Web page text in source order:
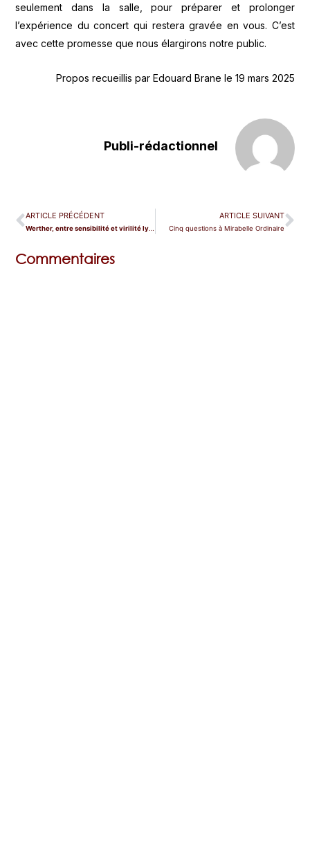
seulement dans la salle, pour préparer et prolonger
l’expérience du concert qui restera gravée en vous. C’est
avec cette promesse que nous élargirons notre public.
Propos recueillis par Edouard Brane le 19 mars 2025
Publi-rédactionnel
ARTICLE PRÉCÉDENT ARTICLE SUIVANT
Cinq questions à Mirabelle Ordinaire
Commentaires